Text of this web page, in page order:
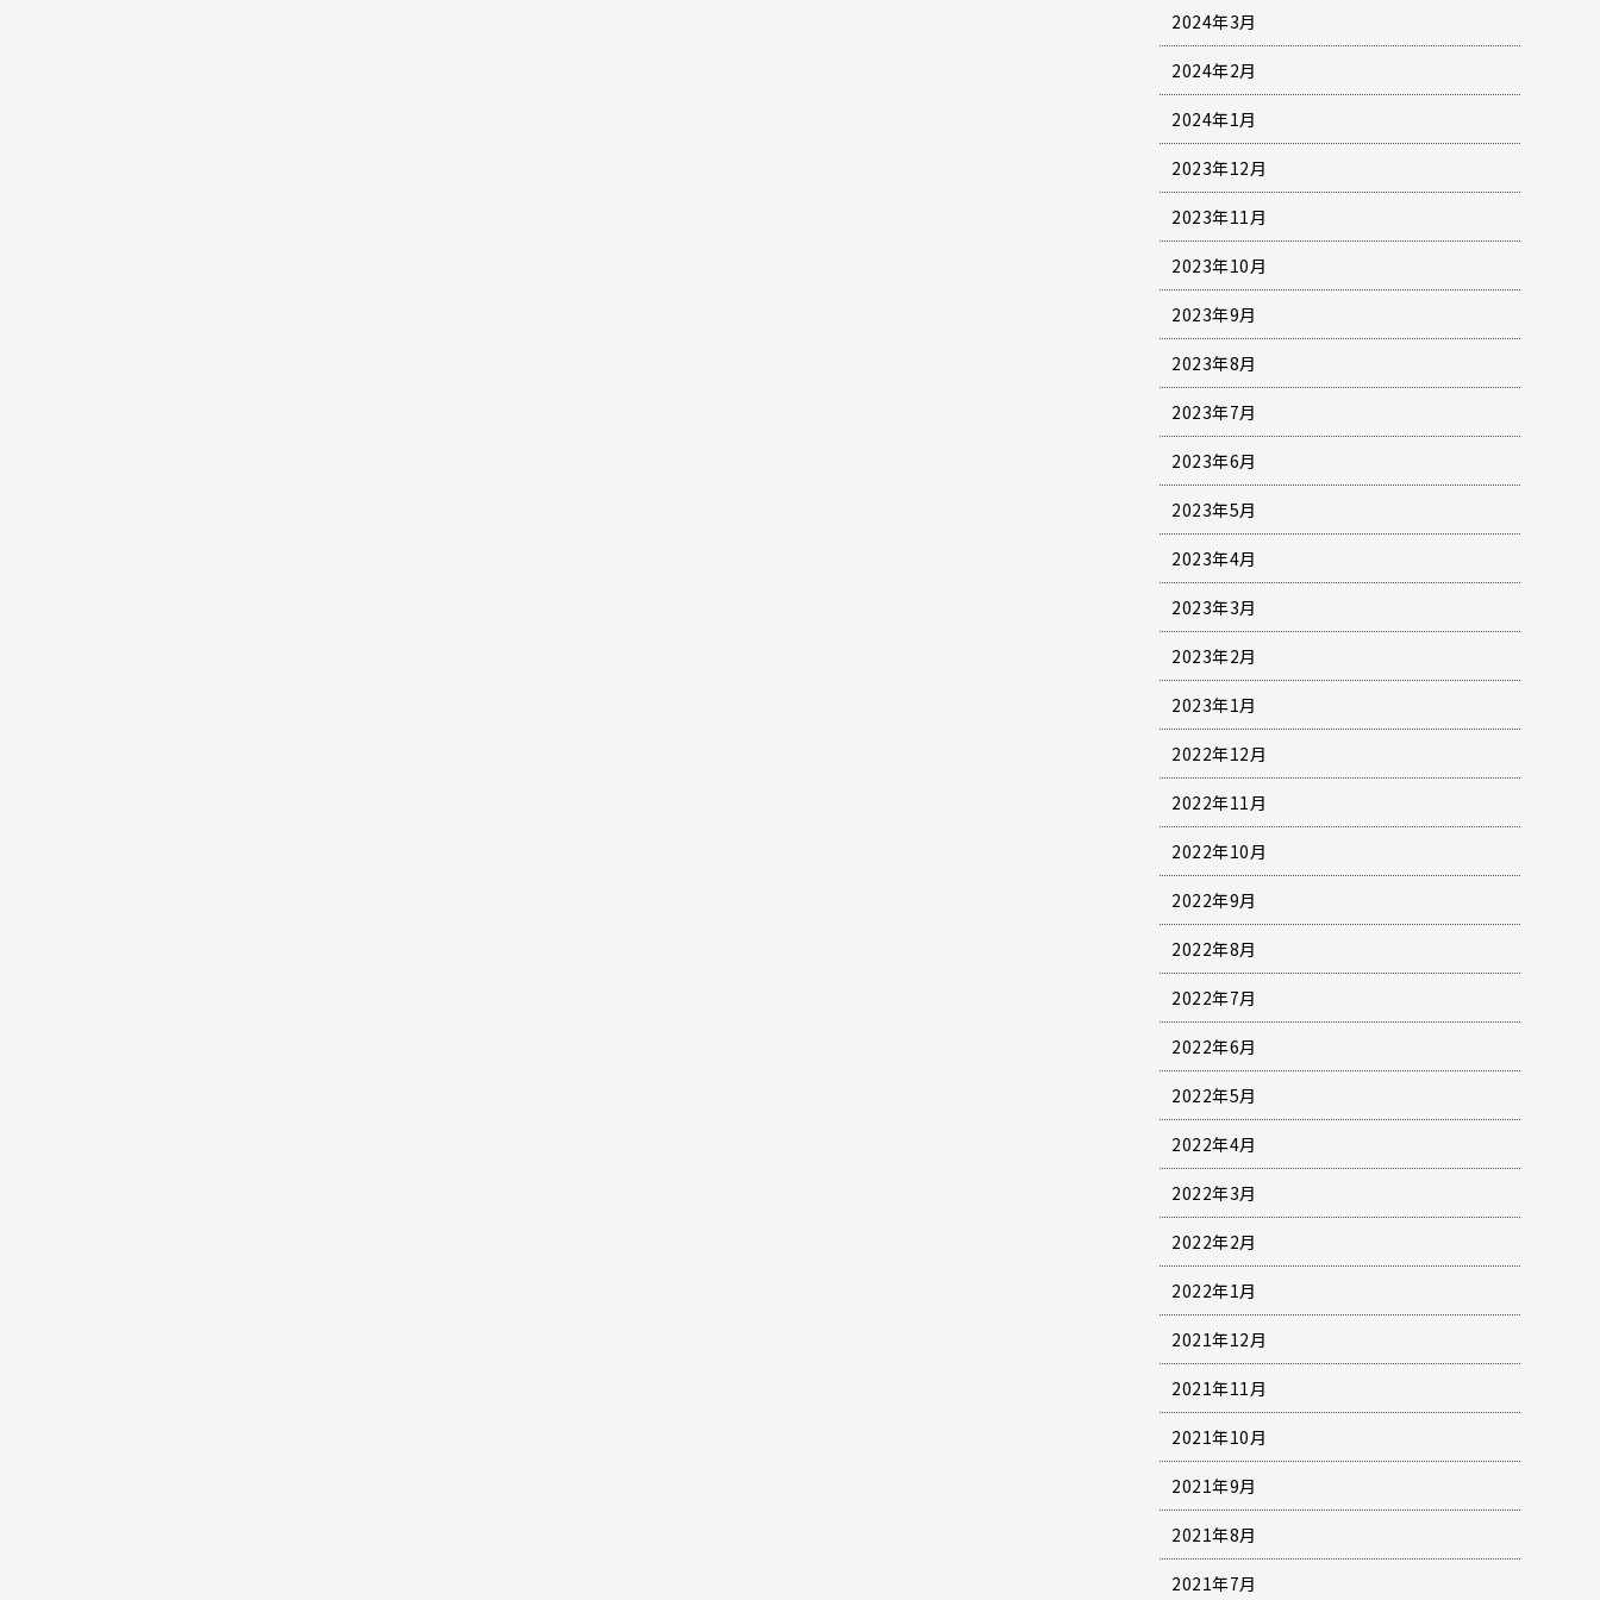
2024年3月
2024年2月
2024年1月
2023年12月
2023年11月
2023年10月
2023年9月
2023年8月
2023年7月
2023年6月
2023年5月
2023年4月
2023年3月
2023年2月
2023年1月
2022年12月
2022年11月
2022年10月
2022年9月
2022年8月
2022年7月
2022年6月
2022年5月
2022年4月
2022年3月
2022年2月
2022年1月
2021年12月
2021年11月
2021年10月
2021年9月
2021年8月
2021年7月